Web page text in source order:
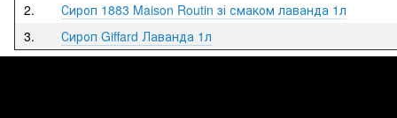
2.
Сироп 1883 Maison Routin зі смаком лаванда 1л
3.
Сироп Giffard Лаванда 1л